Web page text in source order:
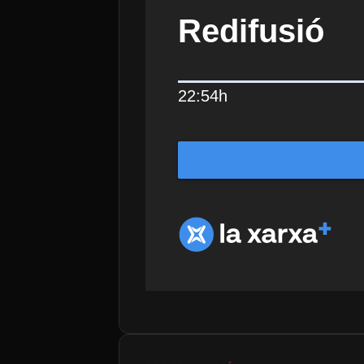
Redifusió
22:54h